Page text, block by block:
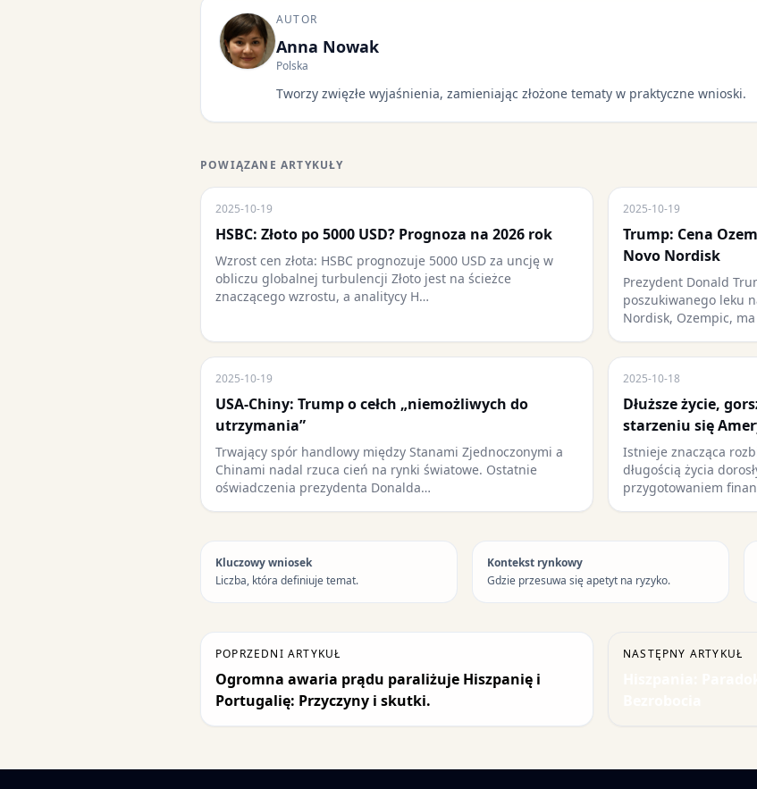
AUTOR
Anna Nowak
Polska
Tworzy zwięzłe wyjaśnienia, zamieniając złożone tematy w praktyczne wnioski.
POWIĄZANE ARTYKUŁY
2025-10-19
HSBC: Złoto po 5000 USD? Prognoza na 2026 rok
Wzrost cen złota: HSBC prognozuje 5000 USD za uncję w
obliczu globalnej turbulencji Złoto jest na ścieżce
znaczącego wzrostu, a analitycy H…
2025-10-19
Trump: Cena
Novo Nordisk
Prezydent Donald
poszukiwanego leku
Nordisk, Ozempic,
2025-10-19
USA-Chiny: Trump o cełch „niemożliwych do
utrzymania”
Trwający spór handlowy między Stanami Zjednoczonymi a
Chinami nadal rzuca cień na rynki światowe. Ostatnie
oświadczenia prezydenta Donalda…
2025-10-18
Dłuższe życie,
starzeniu się
Istnieje znacząca
długością życia
przygotowaniem
Kluczowy wniosek
Liczba, która definiuje temat.
Kontekst rynkowy
Gdzie przesuwa się apetyt na ryzyko.
POPRZEDNI ARTYKUŁ
Ogromna awaria prądu paraliżuje Hiszpanię i
Portugalię: Przyczyny i skutki.
NASTĘPNY ARTYKUŁ